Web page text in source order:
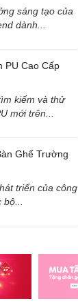
sáng tạo của
dành...
PU Cao Cấp
kiếm và thử
mới trên...
Ghế Trường
triển của công
bộ...